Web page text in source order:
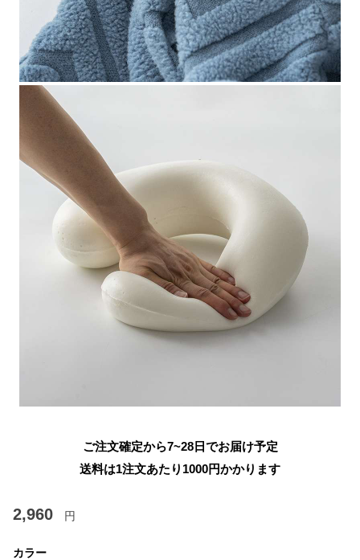
ご注文確定から7~28日でお届け予定
送料は1注文あたり 1000円かかります
2,960 円
カラー